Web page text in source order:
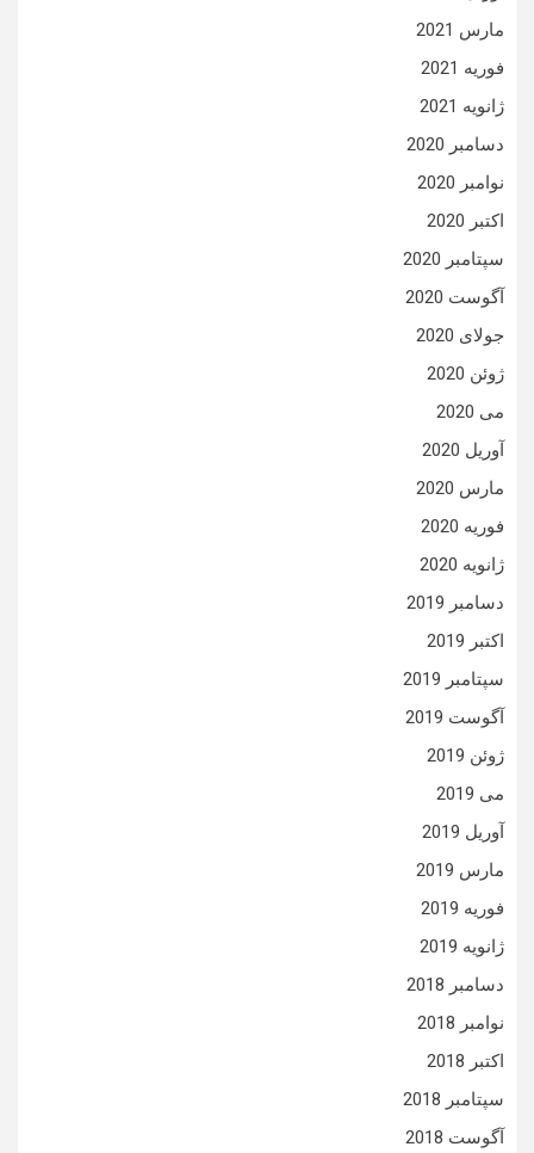
مارس 2021
فوریه 2021
ژانویه 2021
دسامبر 2020
نوامبر 2020
اکتبر 2020
سپتامبر 2020
آگوست 2020
جولای 2020
ژوئن 2020
می 2020
آوریل 2020
مارس 2020
فوریه 2020
ژانویه 2020
دسامبر 2019
اکتبر 2019
سپتامبر 2019
آگوست 2019
ژوئن 2019
می 2019
آوریل 2019
مارس 2019
فوریه 2019
ژانویه 2019
دسامبر 2018
نوامبر 2018
اکتبر 2018
سپتامبر 2018
آگوست 2018